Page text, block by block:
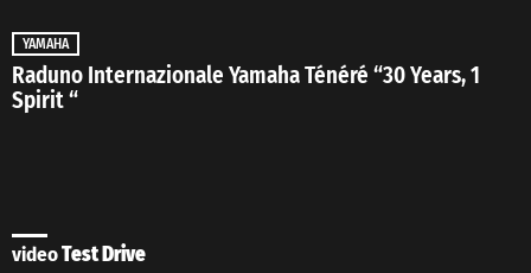
YAMAHA
Raduno Internazionale Yamaha Ténéré “30 Years, 1
Spirit “
videoTest Drive